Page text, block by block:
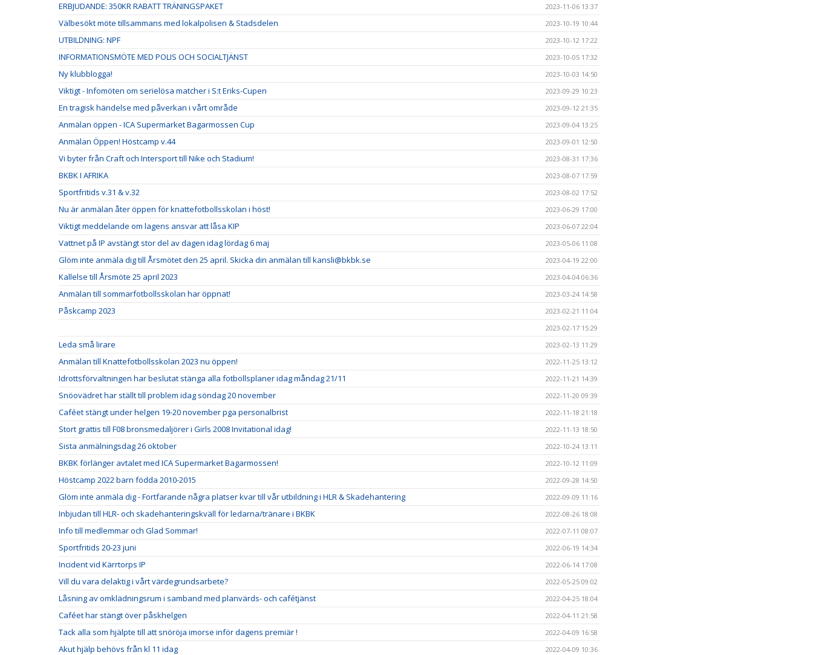
ERBJUDANDE: 350KR RABATT TRÄNINGSPAKET 2023-11-06 13:37
Välbesökt möte tillsammans med lokalpolisen & Stadsdelen 2023-10-19 10:44
UTBILDNING: NPF 2023-10-12 17:22
INFORMATIONSMÖTE MED POLIS OCH SOCIALTJÄNST 2023-10-05 17:32
Ny klubblogga! 2023-10-03 14:50
Viktigt - Infomöten om serielösa matcher i S:t Eriks-Cupen 2023-09-29 10:23
En tragisk händelse med påverkan i vårt område 2023-09-12 21:35
Anmälan öppen - ICA Supermarket Bagarmossen Cup 2023-09-04 13:25
Anmälan Öppen! Höstcamp v.44 2023-09-01 12:50
Vi byter från Craft och Intersport till Nike och Stadium! 2023-08-31 17:36
BKBK I AFRIKA 2023-08-07 17:59
Sportfritids v.31 & v.32 2023-08-02 17:52
Nu är anmälan åter öppen för knattefotbollsskolan i höst! 2023-06-29 17:00
Viktigt meddelande om lagens ansvar att låsa KIP 2023-06-07 22:04
Vattnet på IP avstängt stor del av dagen idag lördag 6 maj 2023-05-06 11:08
Glöm inte anmäla dig till Årsmötet den 25 april. Skicka din anmälan till kansli@bkbk.se 2023-04-19 22:00
Kallelse till Årsmöte 25 april 2023 2023-04-04 06:36
Anmälan till sommarfotbollsskolan har öppnat! 2023-03-24 14:58
Påskcamp 2023
2023-02-21 11:04
2023-02-17 15:29
Leda små lirare 2023-02-13 11:29
Anmälan till Knattefotbollsskolan 2023 nu öppen! 2022-11-25 13:12
Idrottsförvaltningen har beslutat stänga alla fotbollsplaner idag måndag 21/11 2022-11-21 14:39
Snöovädret har ställt till problem idag söndag 20 november 2022-11-20 09:39
Caféet stängt under helgen 19-20 november pga personalbrist 2022-11-18 21:18
Stort grattis till F08 bronsmedaljörer i Girls 2008 Invitational idag! 2022-11-13 18:50
Sista anmälningsdag 26 oktober 2022-10-24 13:11
BKBK förlänger avtalet med ICA Supermarket Bagarmossen! 2022-10-12 11:09
Höstcamp 2022 barn födda 2010-2015 2022-09-28 14:50
Glöm inte anmäla dig - Fortfarande några platser kvar till vår utbildning i HLR & Skadehantering 2022-09-09 11:16
Inbjudan till HLR- och skadehanteringskväll för ledarna/tränare i BKBK 2022-08-26 18:08
Info till medlemmar och Glad Sommar! 2022-07-11 08:07
Sportfritids 20-23 juni 2022-06-19 14:34
Incident vid Kärrtorps IP 2022-06-14 17:08
Vill du vara delaktig i vårt värdegrundsarbete? 2022-05-25 09:02
Låsning av omklädningsrum i samband med planvärds- och cafétjänst 2022-04-25 18:04
Caféet har stängt över påskhelgen 2022-04-11 21:58
Tack alla som hjälpte till att snöröja imorse inför dagens premiär ! 2022-04-09 16:58
Akut hjälp behövs från kl 11 idag 2022-04-09 10:36